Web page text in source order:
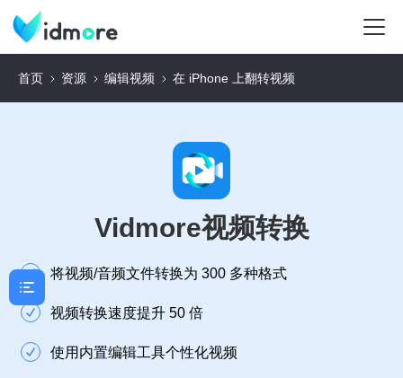
首页 资源 编辑视频 在 iPhone 上翻转视频
Vidmore视频转换
将视频/音频文件转换为 300 多种格式
视频转换速度提升 50 倍
使用内置编辑工具个性化视频